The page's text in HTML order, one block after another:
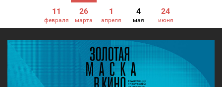
11
февраля
26
марта
1
апреля
4
мая
24
июня